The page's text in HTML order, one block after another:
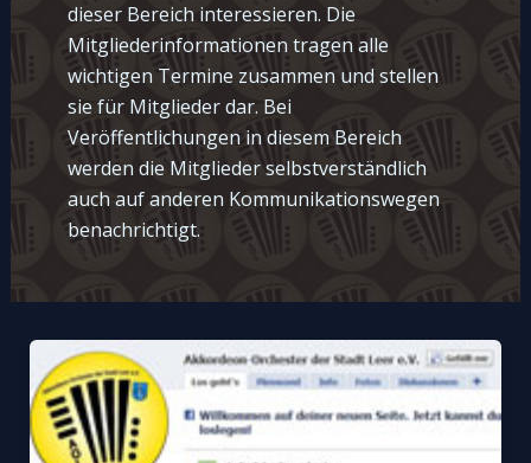
dieser Bereich interessieren. Die
Mitgliederinformationen tragen alle
wichtigen Termine zusammen und stellen
sie für Mitglieder dar. Bei
Veröffentlichungen in diesem Bereich
werden die Mitglieder selbstverständlich
auch auf anderen Kommunikationswegen
benachrichtigt.